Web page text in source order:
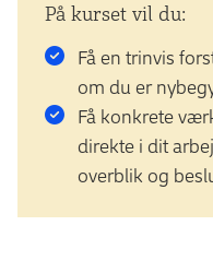
På kurset vil du:
Få en trinvis
om du er
Få konkrete
direkte i dit
overblik og